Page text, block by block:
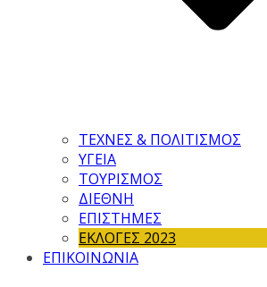
ΤΕΧΝΕΣ & ΠΟΛΙΤΙΣΜΟΣ
ΥΓΕΙΑ
ΤΟΥΡΙΣΜΟΣ
ΔΙΕΘΝΗ
ΕΠΙΣΤΗΜΕΣ
ΕΚΛΟΓΕΣ 2023
ΕΠΙΚΟΙΝΩΝΙΑ